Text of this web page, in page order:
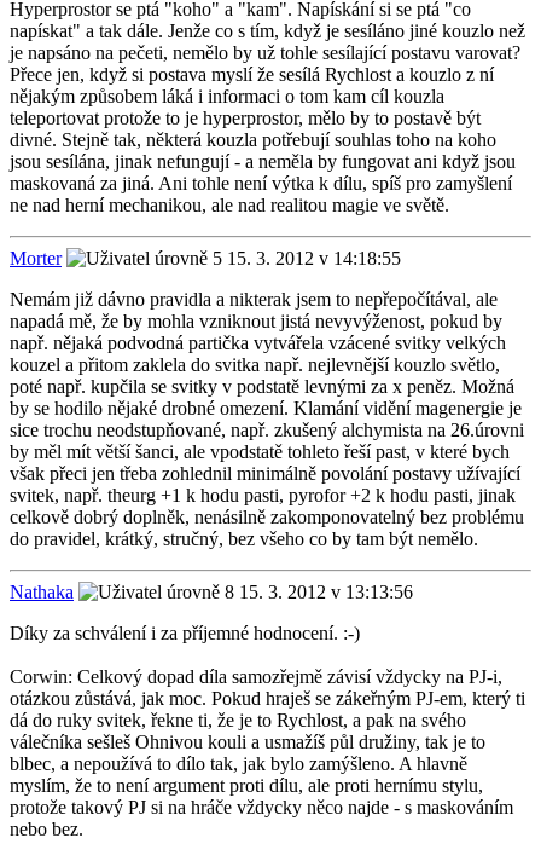
Hyperprostor se ptá "koho" a "kam". Napískání si se ptá "co
napískat" a tak dále. Jenže co s tím, když je sesíláno jiné kouzlo než
je napsáno na pečeti, nemělo by už tohle sesílající postavu varovat?
Přece jen, když si postava myslí že sesílá Rychlost a kouzlo z ní
nějakým způsobem láká i informaci o tom kam cíl kouzla
teleportovat protože to je hyperprostor, mělo by to postavě být
divné. Stejně tak, některá kouzla potřebují souhlas toho na koho
jsou sesílána, jinak nefungují - a neměla by fungovat ani když jsou
maskovaná za jiná. Ani tohle není výtka k dílu, spíš pro zamyšlení
ne nad herní mechanikou, ale nad realitou magie ve světě.
Morter
15. 3. 2012 v 14:18:55
Nemám již dávno pravidla a nikterak jsem to nepřepočítával, ale
napadá mě, že by mohla vzniknout jistá nevyvýženost, pokud by
např. nějaká podvodná partička vytvářela vzácené svitky velkých
kouzel a přitom zaklela do svitka např. nejlevnější kouzlo světlo,
poté např. kupčila se svitky v podstatě levnými za x peněz. Možná
by se hodilo nějaké drobné omezení. Klamání vidění magenergie je
sice trochu neodstupňované, např. zkušený alchymista na 26.úrovni
by měl mít větší šanci, ale vpodstatě tohleto řeší past, v které bych
však přeci jen třeba zohlednil minimálně povolání postavy užívající
svitek, např. theurg +1 k hodu pasti, pyrofor +2 k hodu pasti, jinak
celkově dobrý doplněk, nenásilně zakomponovatelný bez problému
do pravidel, krátký, stručný, bez všeho co by tam být nemělo.
Nathaka
15. 3. 2012 v 13:13:56
Díky za schválení i za příjemné hodnocení. :-)
Corwin: Celkový dopad díla samozřejmě závisí vždycky na PJ-i,
otázkou zůstává, jak moc. Pokud hraješ se zákeřným PJ-em, který ti
dá do ruky svitek, řekne ti, že je to Rychlost, a pak na svého
válečníka sešleš Ohnivou kouli a usmažíš půl družiny, tak je to
blbec, a nepoužívá to dílo tak, jak bylo zamýšleno. A hlavně
myslím, že to není argument proti dílu, ale proti hernímu stylu,
protože takový PJ si na hráče vždycky něco najde - s maskováním
nebo bez.